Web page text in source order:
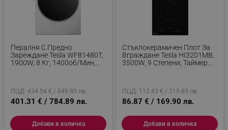
Пералня С Предно
Зареждане Tesla WF81480T,
1900W, 8 Кг, 1400об/мин,
ПЦД: 434.54 € / 849.89 лв.
401.31 € / 784.89 лв.
Добави в количка
Стъклокерамичен Плот За
Вграждане Tesla HI3201MB,
3500W, 9 Степени, Таймер,
ПЦД: 112.43 € / 219.89 лв.
86.87 € / 169.90 лв.
Добави в количка